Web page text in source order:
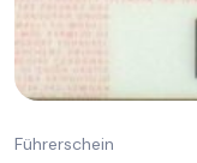
Führerschein